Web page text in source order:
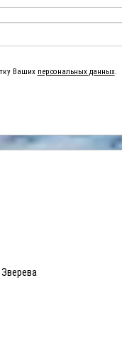
Ваших персональных данных.